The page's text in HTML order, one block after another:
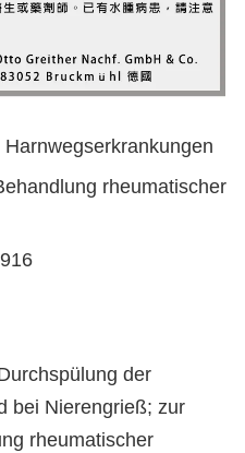
rheumatischer
der
bei Nierengrieß; zur
rheumatischer